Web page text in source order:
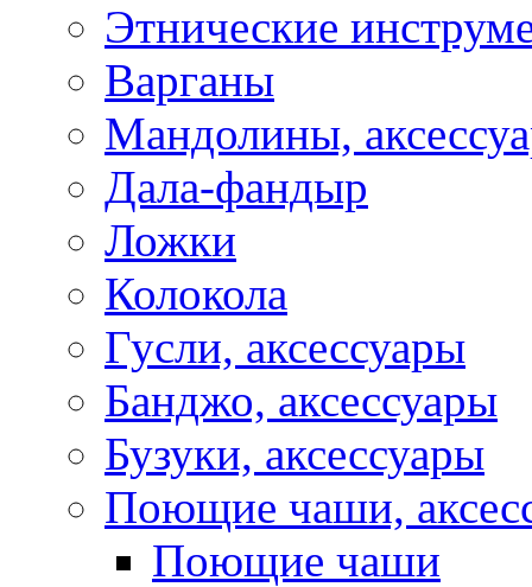
Этнические
Варганы
Мандолины,
Дала-фандыр
Ложки
Колокола
Гусли, аксессуары
Банджо, аксессуары
Бузуки, аксессуары
Поющие чаши,
Поющие чаши